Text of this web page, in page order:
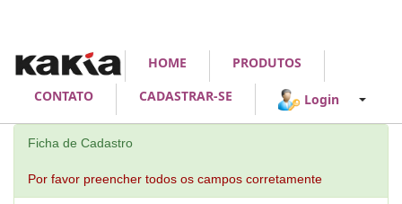
HOME
PRODUTOS
CONTATO
CADASTRAR-SE Login
Ficha de Cadastro
Por favor preencher todos os campos corretamente